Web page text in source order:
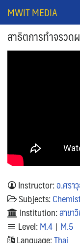
Search
for:
MWIT MEDIA
สาธิตการทำจรวด
Instructor:อ.ศรา
Subjects:
Institution:สาขา
Level:M.4 | M.5
Language:Thai